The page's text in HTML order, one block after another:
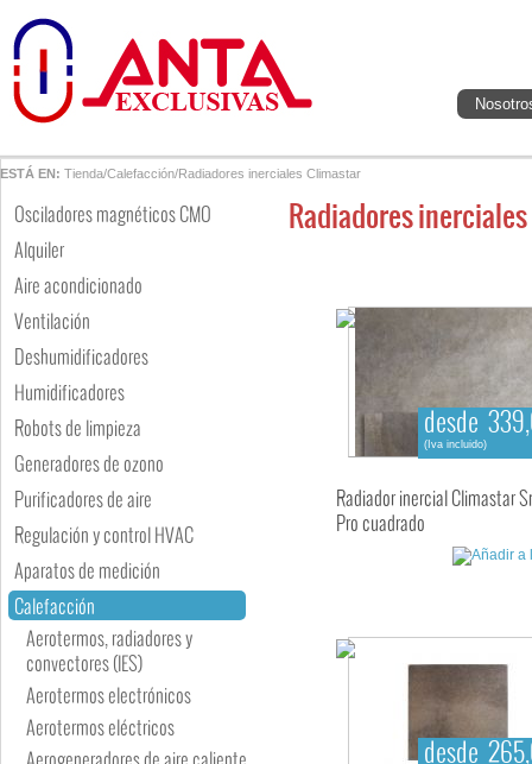
ESTÁ EN: Tienda/Calefacción/Radiadores inerciales Climastar
Osciladores magnéticos CMO
Alquiler
Aire acondicionado
Ventilación
Deshumidificadores
Humidificadores
Robots de limpieza
Generadores de ozono
Purificadores de aire
Regulación y control HVAC
Aparatos de medición
Calefacción
Aerotermos, radiadores y
convectores (IES)
Aerotermos electrónicos
Aerotermos eléctricos
Aerogeneradores de aire caliente
Radiadores
Radiador inercial Climastar
Pro cuadrado
desde
(Iva incluido)
desde